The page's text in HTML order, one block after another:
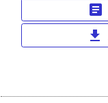
article
download